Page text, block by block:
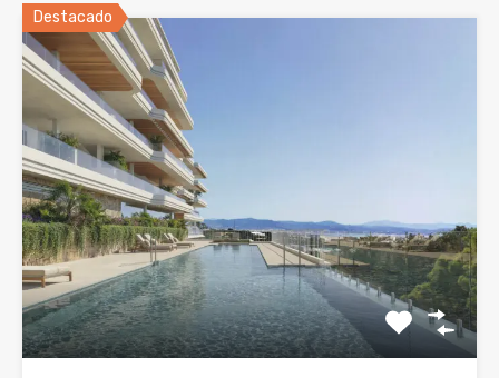
Destacado